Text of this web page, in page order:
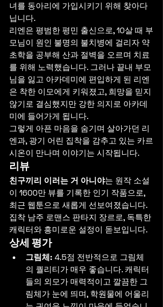
녀를 동아리에 가입시키기 위해 찾아다
닙니다.
리엔은 평범한 평민 출신으로, 10살 때 부
모님이 원인 불명의 불치병에 걸리자 약
초학을 공부해 산과 절벽을 오르며 치료
를 위해 노력했습니다. 그러나 끝내 부모
님을 잃고 아카데미에 편입하게 된 리엔
은 착한 이모에게 키워졌고, 희망을 믿지
않기로 결심했지만 강한 의지로 아카데
미에 들어가게 됩니다.
그렇게 아픈 마음을 숨기며 살아가던 리
엔과, 광기 어린 집착을 감추고 있는 카르
시온이 만나며 이야기는 시작됩니다.
리뷰
친구끼리 이러는 거 아니야는 원작 소설
이 1600만 뷰를 기록한 인기 작품으로,
최근 웹툰으로 새롭게 선보여졌습니다.
집착 남주 로맨스 판타지 장르로, 독특한
캐릭터와 흥미로운 설정이 돋보입니다.
상세 평가
그림체: 4.5점 전반적으로 그림체
의 퀄리티가 매우 좋습니다. 캐릭터
들의 외모가 매력적이고 깔끔한 그
림체가 눈에 띄며, 학원물에 어울리